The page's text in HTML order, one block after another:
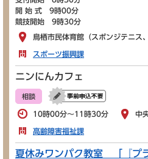
開 始 式 9時00分
競技開始 9時30分
鳥栖市民体育館（スポンジテニス
スポーツ振興課
ニンにんカフェ
相談
10時00分～11時30分 中
高齢障害福祉課
夏休みワンパク教室 「『プ